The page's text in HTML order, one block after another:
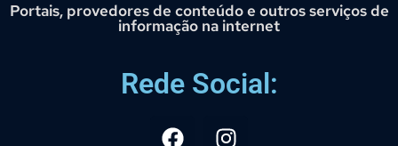
Portais, provedores de conteúdo e outros serviços de
informação na internet
Rede Social: